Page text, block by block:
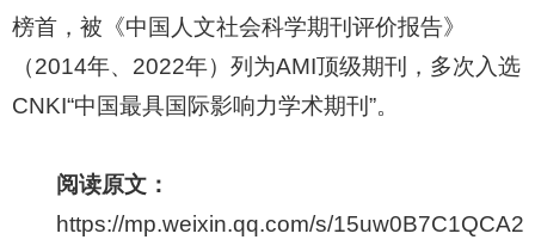
榜首，被《中国人文社会科学期刊评价报告》
（2014年、2022年）列为AMI顶级期刊，多次入选
CNKI“中国最具国际影响力学术期刊”。
阅读原文：
https://mp.weixin.qq.com/s/